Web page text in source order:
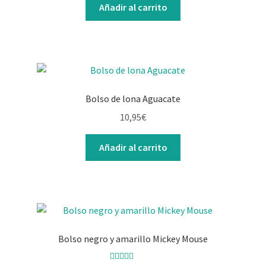
Añadir al carrito
Bolso de lona Aguacate
10,95€
Añadir al carrito
Bolso negro y amarillo Mickey Mouse